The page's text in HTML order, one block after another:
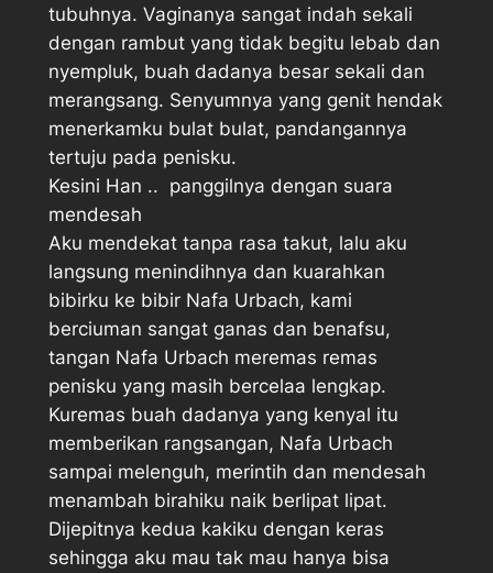
tubuhnya. Vaginanya sangat indah sekali
dengan rambut yang tidak begitu lebab dan
nyempluk, buah dadanya besar sekali dan
merangsang. Senyumnya yang genit hendak
menerkamku bulat bulat, pandangannya
tertuju pada penisku.
Kesini Han ..  panggilnya dengan suara
mendesah
Aku mendekat tanpa rasa takut, lalu aku
langsung menindihnya dan kuarahkan
bibirku ke bibir Nafa Urbach, kami
berciuman sangat ganas dan benafsu,
tangan Nafa Urbach meremas remas
penisku yang masih bercelaa lengkap.
Kuremas buah dadanya yang kenyal itu
memberikan rangsangan, Nafa Urbach
sampai melenguh, merintih dan mendesah
menambah birahiku naik berlipat lipat.
Dijepitnya kedua kakiku dengan keras
sehingga aku mau tak mau hanya bisa